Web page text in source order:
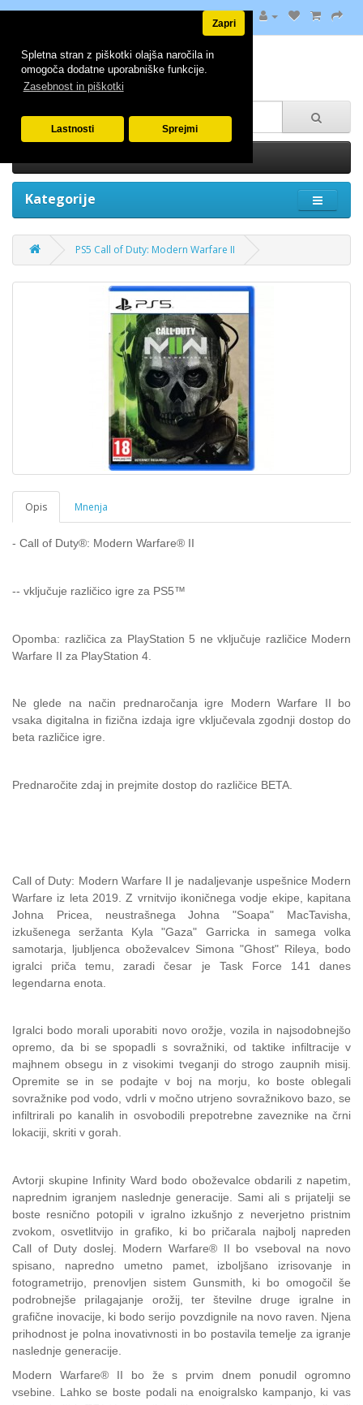
Spletna stran z piškotki olajša naročila in
omogoča dodatne uporabniške funkcije.
Zasebnost in piškotki
Zapri
Lastnosti Sprejmi
Kategorije
PS5 Call of Duty: Modern Warfare II
Opis Mnenja
- Call of Duty®: Modern Warfare® II
-- vključuje različico igre za PS5™
Opomba: različica za PlayStation 5 ne vključuje različice Modern
Warfare II za PlayStation 4.
Ne glede na način prednaročanja igre Modern Warfare II bo
vsaka digitalna in fizična izdaja igre vključevala zgodnji dostop do
beta različice igre.
Prednaročite zdaj in prejmite dostop do različice BETA.
Call of Duty: Modern Warfare II je nadaljevanje uspešnice Modern
Warfare iz leta 2019. Z vrnitvijo ikoničnega vodje ekipe, kapitana
Johna Pricea, neustrašnega Johna "Soapa" MacTavisha,
izkušenega seržanta Kyla "Gaza" Garricka in samega volka
samotarja, ljubljenca oboževalcev Simona "Ghost" Rileya, bodo
igralci priča temu, zaradi česar je Task Force 141 danes
legendarna enota.
Igralci bodo morali uporabiti novo orožje, vozila in najsodobnejšo
opremo, da bi se spopadli s sovražniki, od taktike infiltracije v
majhnem obsegu in z visokimi tveganji do strogo zaupnih misij.
Opremite se in se podajte v boj na morju, ko boste oblegali
sovražnike pod vodo, vdrli v močno utrjeno sovražnikovo bazo, se
infiltrirali po kanalih in osvobodili prepotrebne zaveznike na črni
lokaciji, skriti v gorah.
Avtorji skupine Infinity Ward bodo oboževalce obdarili z napetim,
naprednim igranjem naslednje generacije. Sami ali s prijatelji se
boste resnično potopili v igralno izkušnjo z neverjetno pristnim
zvokom, osvetlitvijo in grafiko, ki bo pričarala najbolj napreden
Call of Duty doslej. Modern Warfare® II bo vseboval na novo
spisano, napredno umetno pamet, izboljšano izrisovanje in
fotogrametrijo, prenovljen sistem Gunsmith, ki bo omogočil še
podrobnejše prilagajanje orožij, ter številne druge igralne in
grafične inovacije, ki bodo serijo povzdignile na novo raven. Njena
prihodnost je polna inovativnosti in bo postavila temelje za igranje
naslednje generacije.
Modern Warfare® II bo že s prvim dnem ponudil ogromno
vsebine. Lahko se boste podali na enoigralsko kampanjo, ki vas